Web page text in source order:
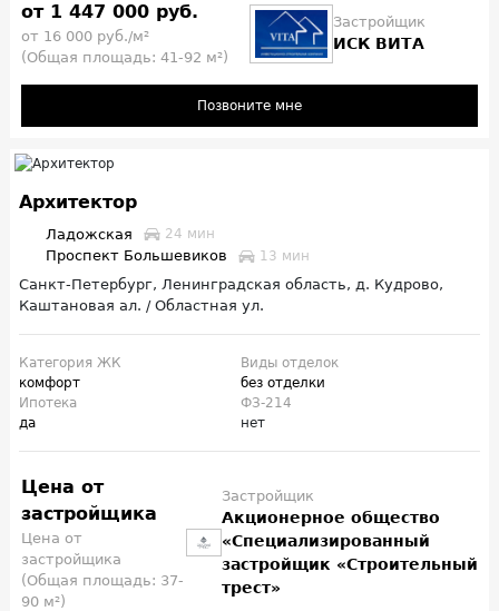
от 1 447 000 руб.
от 16 000 руб./м²
(Общая площадь: 41-92 м²)
Застройщик
ИСК ВИТА
Позвоните мне
Архитектор
Ладожская 24 мин
Проспект Большевиков 13 мин
Санкт-Петербург, Ленинградская область, д. Кудрово,
Каштановая ал. / Областная ул.
Категория ЖК
комфорт
Виды отделок
без отделки
Ипотека
да
ФЗ-214
нет
Цена от
застройщика
Цена от
застройщика
(Общая площадь: 37-
90 м²)
Застройщик
Акционерное общество
«Специализированный
застройщик «Строительный
трест»